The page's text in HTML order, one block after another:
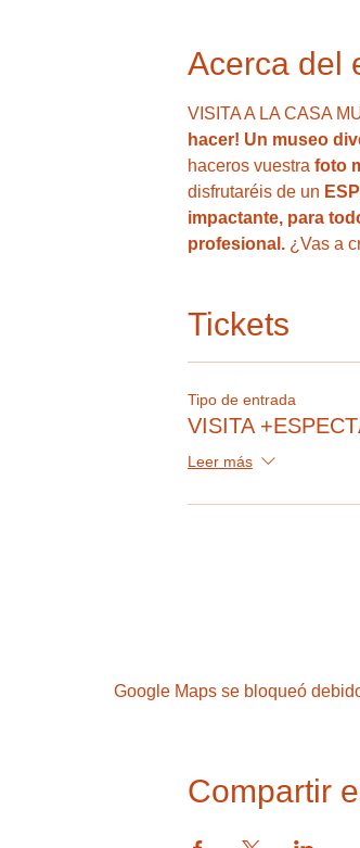
Acerca del
VISITA A LA CASA
hacer! Un museo
haceros vuestra foto
disfrutaréis de un
impactante, para
profesional. ¿Vas a
Tickets
Tipo de entrada
VISITA
Leer más
Google Maps se bloqueó
Compartir